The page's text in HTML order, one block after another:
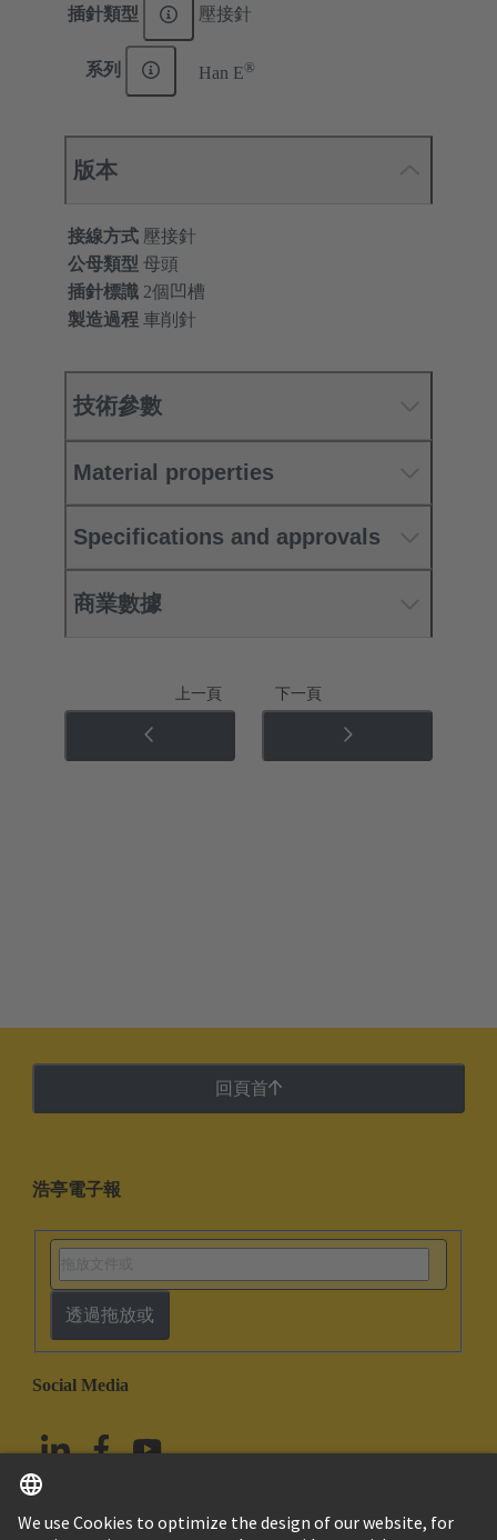
插針類型 壓接針
系列 Han E®
版本
接線方式 壓接針
公母類型 母頭
插針標識 2個凹槽
製造過程 車削針
技術參數
Material properties
Specifications and approvals
商業數據
上一頁 下一頁
回頁首
浩亭電子報
透過拖放或
Social Media